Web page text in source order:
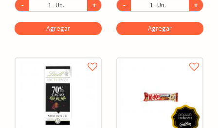
- Un. +
Agregar
-
Un. +
Agregar